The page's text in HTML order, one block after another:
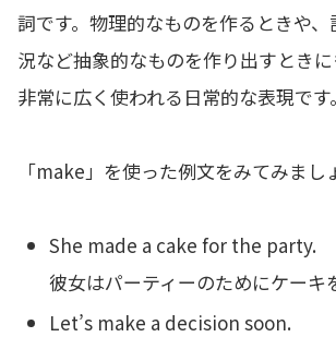
詞です。物理的なものを作るときや
況など抽象的なものを作り出すときに
非常に広く使われる日常的な表現です。
「make」を使った例文をみてみまし
She made a cake for the party.
彼女はパーティーのためにケーキ
Let’s make a decision soon.